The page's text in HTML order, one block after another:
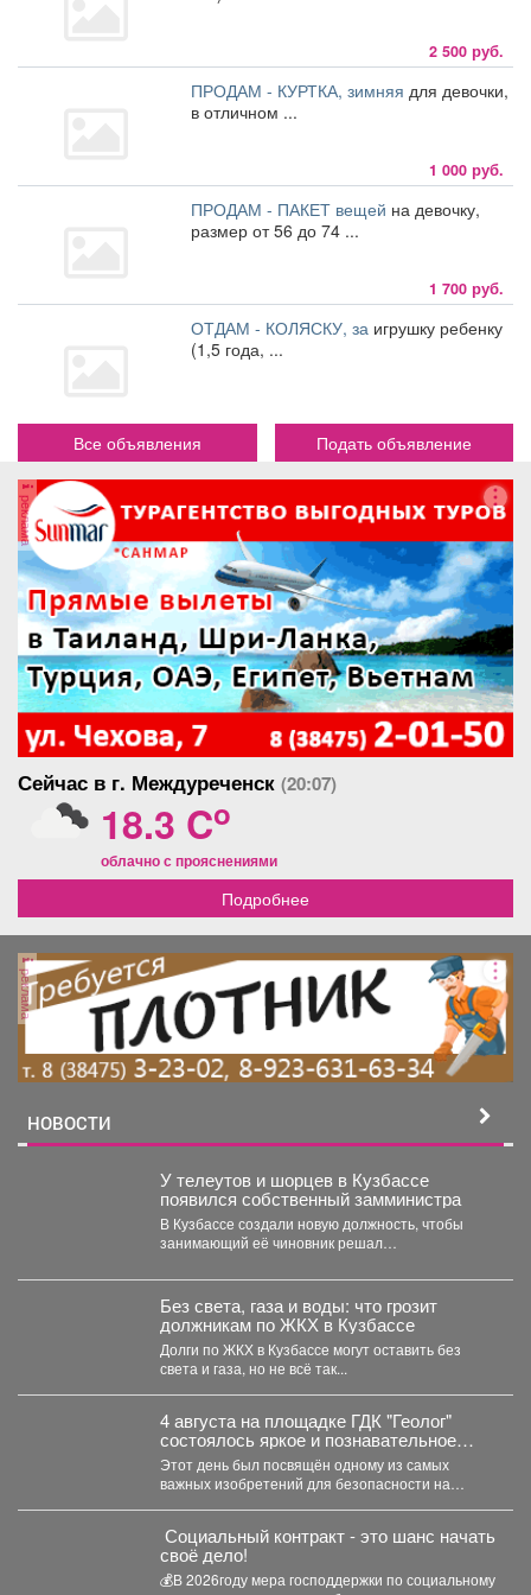
2 500 руб.
ПРОДАМ - КУРТКА, зимняя для девочки,
в отличном ...
1 000 руб.
ПРОДАМ - ПАКЕТ вещей на девочку,
размер от 56 до 74 ...
1 700 руб.
ОТДАМ - КОЛЯСКУ, за игрушку ребенку
(1,5 года, ...
Все объявления Подать объявление
реклама
Сейчас в г. Междуреченск (20:07)
18.3 Co
облачно с прояснениями
Подробнее
реклама
НОВОСТИ
У телеутов и шорцев в Кузбассе
появился собственный замминистра
В Кузбассе создали новую должность, чтобы
занимающий её чиновник решал
назначен...
Без света, газа и воды: что грозит
должникам по ЖКХ в Кузбассе
Долги по ЖКХ в Кузбассе могут оставить без
света и газа, но не всё так...
4 августа на площадке ГДК "Геолог"
состоялось яркое и познавательное
мероприятие - "День Светофора".
Этот день был посвящён одному из самых
важных изобретений для безопасности на
Социальный контракт - это шанс начать
своё дело!
💰В 2026году мера господдержки по социальному